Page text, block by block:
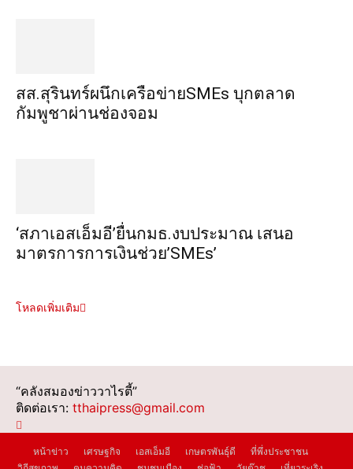
สส.สุรินทร์ผนึกเครือข่ายSMEs บุกตลาด
กัมพูชาผ่านช่องจอม
‘สภาเอสเอ็มอี’ยื่นกมธ.งบประมาณ เสนอ
มาตรการการเงินช่วย’SMEs’
โหลดเพิ่มเติม
“คลังสมองข่าววาไรตี้”
ติดต่อเรา: tthaipress@gmail.com
หน้าข่าว เศรษฐกิจ เอสเอ็มอี เกษตรพันธุ์ดี
ที่พึ่งประชาชน